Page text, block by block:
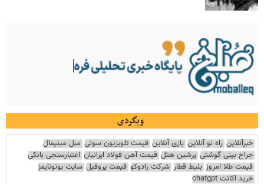
وبگردی
خبرآنلاین راه نو آنلاین بازی آنلاین قیمت تلویزیون سونی مبل مینیمال
جراح بینی گوشتی پرشین هتل قیمت آهن فولاد ایرانیان اعتبارسنجی بانکی
قیمت طلا امروز بلیط قطار شرکت رادوکو قیمت پروفیل سایت یوتوتایمز
خرید اکانت chatgpt